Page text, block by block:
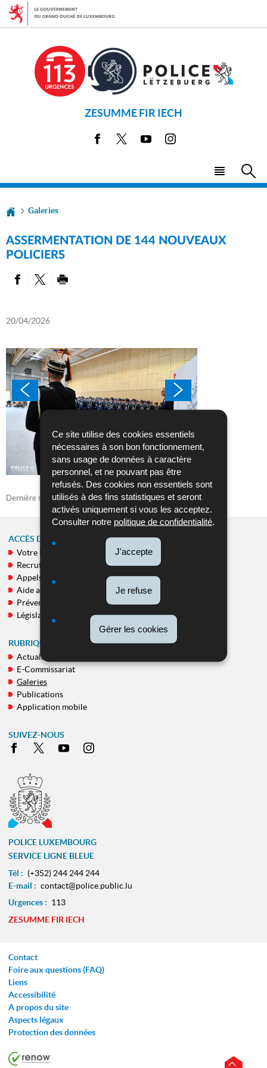
Ce site utilise des cookies essentiels
nécessaires à son bon fonctionnement,
sans usage de données à caractère
personnel, et ne pouvant pas être
refusés. Des cookies non essentiels sont
utilisés à des fins statistiques et seront
activés uniquement si vous les acceptez.
Consulter notre politique de confidentialité
J'accepte
Je refuse
Gérer les cookies
Aller
Aller
ZESUMME FIR IECH
Facebook YoutubeInstagram
Menu
Galeries
ASSERMENTATION DE 144 NOUVEAUX
POLICIERS
20/04/2026
Dernière mise à jour20/04/2026
MENU
DE
NAVIGATION
ACCÈS DIRECT
Votre Police
Recrutement
Appels publics
Aide aux victimes
Prévention
Législation
RUBRIQUES TRANSVERSALES
Actualités
E-Commissariat
Galeries
Publications
Application mobile
SUIVEZ-NOUS
Facebook
X Youtube
POLICE LUXEMBOURG
SERVICE LIGNE BLEUE
Tél : (+352) 244 244 244
E-mail : contact@police.public.lu
Urgences : 113
ZESUMME FIR IECH
Contact
Foire aux questions (FAQ)
Liens
Accessibilité
A propos du site
Aspects légaux
Protection des données